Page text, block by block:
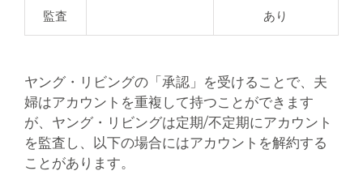
監査 あり
ヤング・リビングの「承認」を受けることで、夫
婦はアカウントを重複して持つことができます
が、ヤング・リビングは定期/不定期にアカウント
を監査し、以下の場合にはアカウントを解約する
ことがあります。